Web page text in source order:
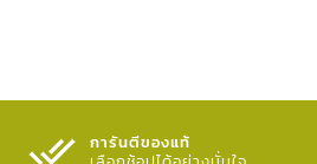
การันตีของแท้